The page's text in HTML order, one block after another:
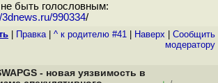
быть голословным:
3dnews.ru/990334/
Правка| ^ к родителю #41 Наверх
Cообщить
модератору
- новая уязвимость в